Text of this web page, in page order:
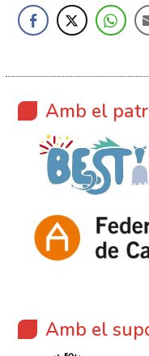
Amb el
Amb el